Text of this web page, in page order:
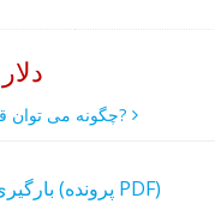
12،582 دلار
چگونه می توان قیمت را کاهش داد?
بارگیری پیشنهاد تجاری (پرونده PDF)